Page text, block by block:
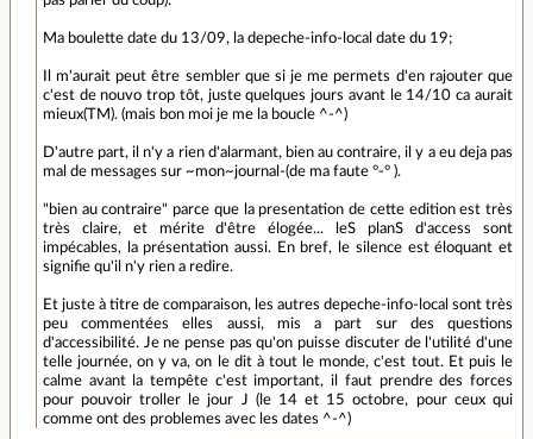
Ma boulette date du 13/09, la depeche-info-local date du 19;
Il m'aurait peut être sembler que si je me permets d'en rajouter que
c'est de nouvo trop tôt, juste quelques jours avant le 14/10 ca aurait
mieux(TM). (mais bon moi je me la boucle ^-^)
D'autre part, il n'y a rien d'alarmant, bien au contraire, il y a eu deja pas
mal de messages sur ~mon~journal-(de ma faute °-° ).
"bien au contraire" parce que la presentation de cette edition est très
très claire, et mérite d'être élogée... leS planS d'access sont
impécables, la présentation aussi. En bref, le silence est éloquant et
signifie qu'il n'y rien a redire.
Et juste à titre de comparaison, les autres depeche-info-local sont très
peu commentées elles aussi, mis a part sur des questions
d'accessibilité. Je ne pense pas qu'on puisse discuter de l'utilité d'une
telle journée, on y va, on le dit à tout le monde, c'est tout. Et puis le
calme avant la tempête c'est important, il faut prendre des forces
pour pouvoir troller le jour J (le 14 et 15 octobre, pour ceux qui
comme ont des problemes avec les dates ^-^)